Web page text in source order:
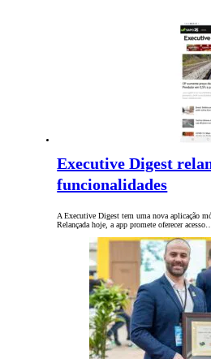
Executive Digest
funcionalidades
A Executive Digest tem uma nova aplicação
Relançada hoje, a app promete oferecer